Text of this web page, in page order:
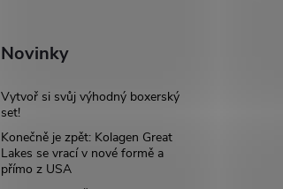
Novinky
Vytvoř si svůj výhodný boxerský
set!
Konečně je zpět: Kolagen Great
Lakes se vrací v nové formě a
přímo z USA